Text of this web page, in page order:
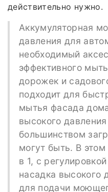
действительно нужно.
Аккумуляторная
давления для
необходимый
эффективного
дорожек и
подходит для
мытья фасада
высокого
большинством
могут быть. В
в 1, с
насадка высокого
для подачи